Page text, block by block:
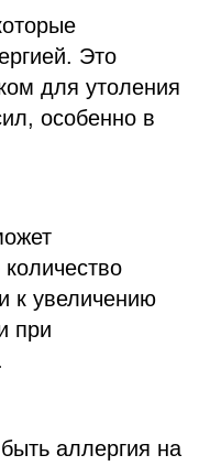
Это
для утоления
особенно в
к увеличению
при
аллергия на